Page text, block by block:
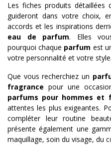
Les fiches produits détaillées
guideront dans votre choix,
accords et les inspirations
eau de parfum. Elles
pourquoi chaque parfum est
votre personnalité et votre style.
Que vous recherchiez un
fragrance pour une
parfums pour hommes et
attentes les plus exigeantes.
compléter leur routine
présente également une
maquillage, soin du visage, du